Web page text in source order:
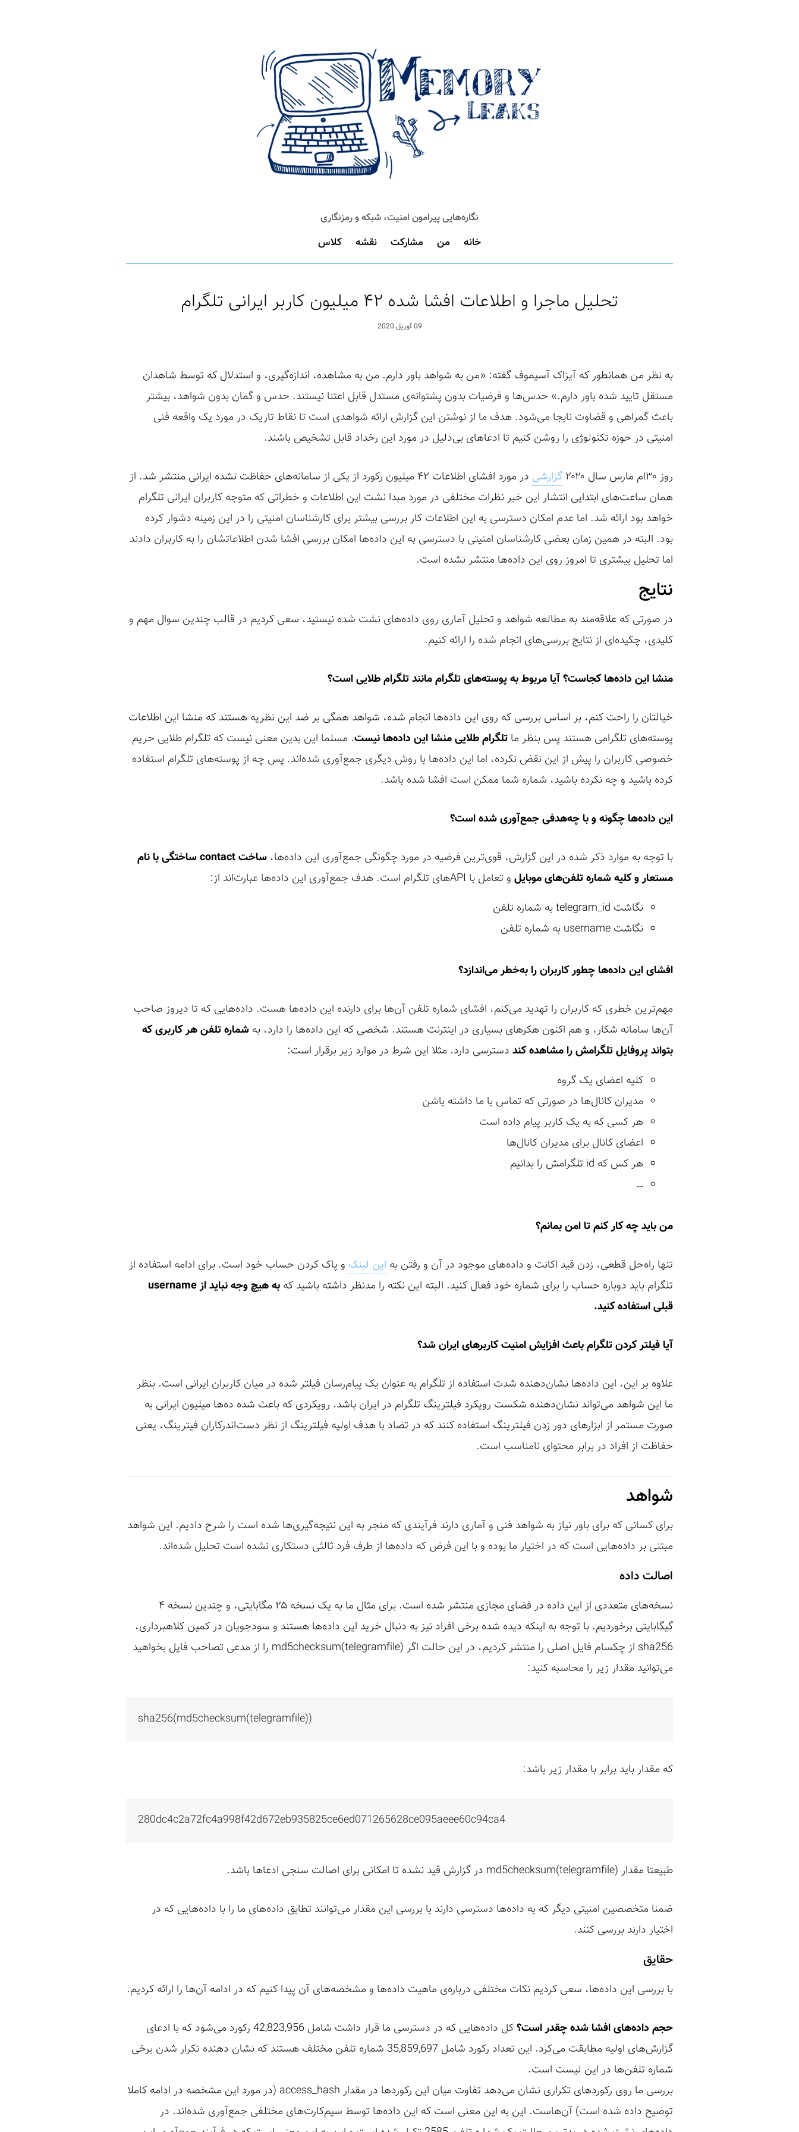
نگاره‌هایی پیرامون امنیت، شبکه و رمزنگاری
خانه من مشارکت نقشه کلاس
تحلیل ماجرا و اطلاعات افشا شده ۴۲ میلیون کاربر ایرانی تلگرام
09 آوریل 2020
به نظر من همانطور که آیزاک آسیموف گفته:‌ «من به شواهد باور دارم. من به مشاهده، اندازه‌گیری، و استدلال که توسط شاهدان
مستقل تایید شده باور دارم.» حدس‌ها و فرضیات بدون پشتوانه‌ی مستدل قابل اعتنا نیستند. حدس و گمان بدون شواهد، بیشتر
باعث گمراهی و قضاوت نابجا می‌شود. هدف ما از نوشتن این گزارش ارائه شواهدی است تا نقاط تاریک در مورد یک واقعه فنی
امنیتی در حوزه تکنولوژی را روشن کنیم تا ادعاهای بی‌دلیل در مورد این رخداد قابل تشخیص باشند.
روز ۳۰ام مارس سال ۲۰۲۰ گزارشی
در مورد افشای اطلاعات ۴۲ میلیون رکورد از یکی از سامانه‌های حفاظت نشده ایرانی منتشر شد. از
همان ساعت‌های ابتدایی انتشار این خبر نظرات مختلفی در مورد مبدا نشت این اطلاعات و خطراتی که متوجه کاربران ایرانی تلگرام
خواهد بود ارائه شد. اما عدم امکان دسترسی به این اطلاعات کار بررسی بیشتر برای کارشناسان امنیتی را در این زمینه دشوار کرده
بود. البته در همین زمان بعضی کارشناسان امنیتی با دسترسی به این داده‌ها امکان بررسی افشا شدن اطلاعاتشان را به کاربران دادند
اما تحلیل بیشتری تا امروز روی این داده‌ها منتشر نشده است.
نتایج
در صورتی که علاقه‌مند به مطالعه شواهد و تحلیل آماری روی داده‌های نشت شده نیستید، سعی کردیم در قالب چندین سوال مهم و
کلیدی، چکیده‌ای از نتایج بررسی‌های انجام شده را ارائه کنیم.
منشا این داده‌ها کجاست؟ آیا مربوط به پوسته‌های تلگرام مانند تلگرام طلایی است؟
خیالتان را راحت کنم، بر اساس بررسی که روی این داده‌ها انجام شده، شواهد همگی بر ضد این نظریه هستند که منشا این اطلاعات
پوسته‌های تلگرامی هستند پس بنظر ما تلگرام طلایی منشا این داده‌ها نیست. مسلما این بدین معنی نیست که تلگرام طلایی حریم
خصوصی کاربران را پیش از این نقض نکرده، اما این داده‌ها با روش دیگری جمع‌آوری شده‌اند. پس چه از پوسته‌های تلگرام استفاده
کرده باشید و چه نکرده باشید، شماره شما ممکن است افشا شده باشد.
این داده‌ها چگونه و با چه‌هدفی جمع‌آوری شده است؟
با توجه به موارد ذکر شده در این گزارش، قوی‌ترین فرضیه در مورد چگونگی جمع‌آوری این داده‌ها،
ساخت contact ساختگی با نام
مستعار و کلیه شماره تلفن‌های موبایل و تعامل با APIهای تلگرام است. هدف جمع‌آوری این داده‌ها عبارت‌اند از:
نگاشت telegram_id به شماره تلفن
نگاشت username به شماره تلفن
افشای این داده‌ها چطور کاربران را به‌خطر می‌اندازد؟
مهم‌ترین خطری که کاربران را تهدید می‌کنم، افشای شماره تلفن آن‌ها برای دارنده این داده‌ها هست. داده‌هایی که تا دیروز صاحب
آن‌ها سامانه شکار، و هم اکنون هکرهای بسیاری در اینترنت هستند. شخصی که این داده‌ها را دارد، به شماره تلفن هر کاربری که
بتواند پروفایل تلگرامش را مشاهده کند دسترسی دارد. مثلا این شرط در موارد زیر برقرار است:
کلیه اعضای یک گروه
مدیران کانال‌ها در صورتی که تماس با ما داشته باشن
هر کسی که به یک کاربر پیام داده است
اعضای کانال برای مدیران کانال‌ها
هر کس که id تلگرامش را بدانیم
…
من باید چه کار کنم تا امن بمانم؟
تنها راه‌حل قطعی، زدن قید اکانت و داده‌های موجود در آن و رفتن به این لینک و پاک کردن حساب خود است. برای ادامه استفاده از
تلگرام باید دوباره حساب را برای شماره خود فعال کنید. البته این نکته را مدنظر داشته باشید که
به هیچ وجه نباید از username
قبلی استفاده کنید.
آیا فیلتر کردن تلگرام باعث افزایش امنیت کاربرهای ایران شد؟
علاوه بر این، این داده‌ها نشان‌دهنده شدت استفاده از تلگرام به عنوان یک پیام‌رسان فیلتر شده در میان کاربران ایرانی است. بنظر
ما این شواهد می‌تواند نشان‌دهنده شکست رویکرد فیلترینگ تلگرام در ایران باشد. رویکردی که باعث شده ده‌ها میلیون ایرانی به
صورت مستمر از ابزارهای دور زدن فیلترینگ استفاده کنند که در تضاد با هدف اولیه فیلترینگ از نظر دست‌اندرکاران فیترینگ، یعنی
حفاظت از افراد در برابر محتوای نامناسب است.
شواهد
برای کسانی که برای باور نیاز به شواهد فنی و آماری دارند فرآیندی که منجر به این نتیجه‌گیری‌ها شده است را شرح دادیم. این شواهد
مبتنی بر داده‌هایی است که در اختیار ما بوده و با این فرض که داده‌ها از طرف فرد ثالثی دستکاری نشده است تحلیل شده‌اند.
اصالت داده
نسخه‌های متعددی از این داده در فضای مجازی منتشر شده است. برای مثال ما به یک نسخه ۲۵ مگابایتی، و چندین نسخه ۴
گیگابایتی برخوردیم. با توجه به اینکه دیده شده برخی افراد نیز به دنبال خرید این داده‌ها هستند و سودجویان در کمین کلاهبرداری، ‌
sha256 از چکسام فایل اصلی را منتشر کردیم، در این حالت اگر md5checksum(telegramfile) را از مدعی تصاحب فایل بخواهید
می‌توانید مقدار زیر را محاسبه کنید:
sha256(md5checksum(telegramfile))
که مقدار باید برابر با مقدار زیر باشد:
280dc4c2a72fc4a998f42d672eb935825ce6ed071265628ce095aeee60c94ca4
طبیعتا مقدار md5checksum(telegramfile) در گزارش قید نشده تا امکانی برای اصالت سنجی ادعاها باشد.
ضمنا متخصصین امنیتی دیگر که به داده‌ها دسترسی دارند با بررسی این مقدار می‌توانند تطابق داده‌های ما را با داده‌هایی که در
اختیار دارند بررسی کنند.
حقایق
با بررسی این داده‌ها، سعی کردیم نکات مختلفی درباره‌ی ماهیت داده‌ها و مشخصه‌های آن پیدا کنیم که در ادامه آن‌ها را ارائه کردیم.
حجم داده‌های افشا شده چقدر است؟
کل داده‌هایی که در دسترسی ما قرار داشت شامل 42,823,956 رکورد می‌شود که با ادعای
گزارش‌های اولیه مطابقت می‌کرد. این تعداد رکورد شامل 35,859,697 شماره تلفن مختلف هستند که نشان دهنده تکرار شدن برخی
شماره تلفن‌ها در این لیست است.
بررسی ما روی رکوردهای تکراری نشان می‌دهد تفاوت میان این رکوردها در مقدار access_hash (در مورد این مشخصه در ادامه کاملا
توضیح داده شده است) آن‌هاست. این به این معنی است که این داده‌ها توسط سیم‌کارت‌های مختلفی جمع‌آوری شده‌اند. در